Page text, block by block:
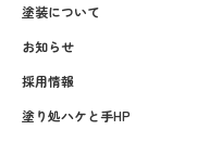
塗装について
お知らせ
採用情報
塗り処ハケと手HP